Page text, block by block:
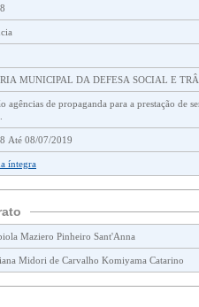
MUNICIPAL DA DEFESA SOCIAL E
e indireta do
09/07/2018 Até 08/07/2019
íntegra
Maziero Pinheiro Sant'Anna
Midori de Carvalho Komiyama Catarino